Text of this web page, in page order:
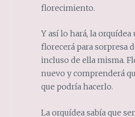
florecimiento.
Y así lo hará, la orquídea
florecerá para sorpresa
incluso de ella misma.
nuevo y comprenderá
que podría hacerlo.
La orquídea sabía que